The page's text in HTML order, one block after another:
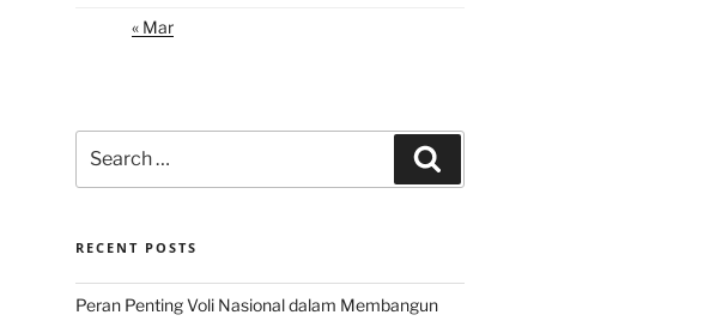
« Mar
for:
RECENT POSTS
Peran Penting Voli Nasional dalam Membangun